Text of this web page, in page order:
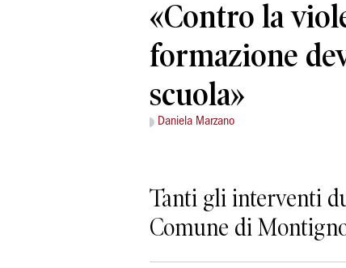
«Contro la
formazione
scuola»
Daniela Marzano
Tanti gli interventi
Comune di